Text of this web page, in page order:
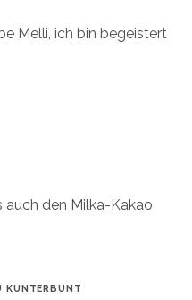
Melli, ich bin begeistert
auch den Milka-Kakao
KUNTERBUNT